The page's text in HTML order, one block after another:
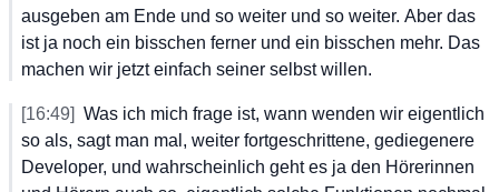
ausgeben am Ende und so weiter und so weiter. Aber das
ist ja noch ein bisschen ferner und ein bisschen mehr. Das
machen wir jetzt einfach seiner selbst willen.
[16:49] Was ich mich frage ist, wann wenden wir eigentlich
so als, sagt man mal, weiter fortgeschrittene, gediegenere
Developer, und wahrscheinlich geht es ja den Hörerinnen